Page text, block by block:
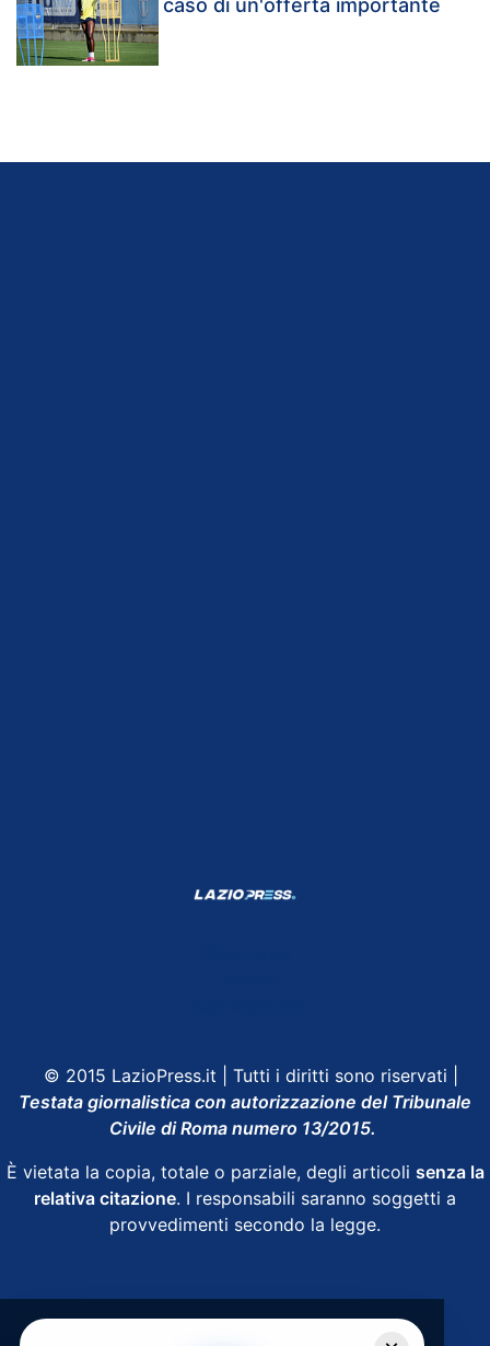
caso di un'offerta importante
© 2015 LazioPress.it | Tutti i diritti sono riservati |
Testata giornalistica con autorizzazione del Tribunale
Civile di Roma numero 13/2015.
È vietata la copia, totale o parziale, degli articoli senza la
relativa citazione. I responsabili saranno soggetti a
provvedimenti secondo la legge.